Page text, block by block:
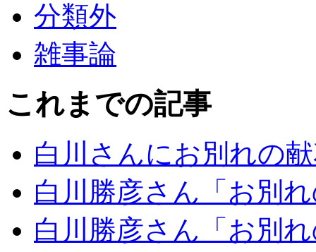
分類外
雑事論
これまでの記事
白川さんにお別れの
白川勝彦さん「お別
白川勝彦さん「お別